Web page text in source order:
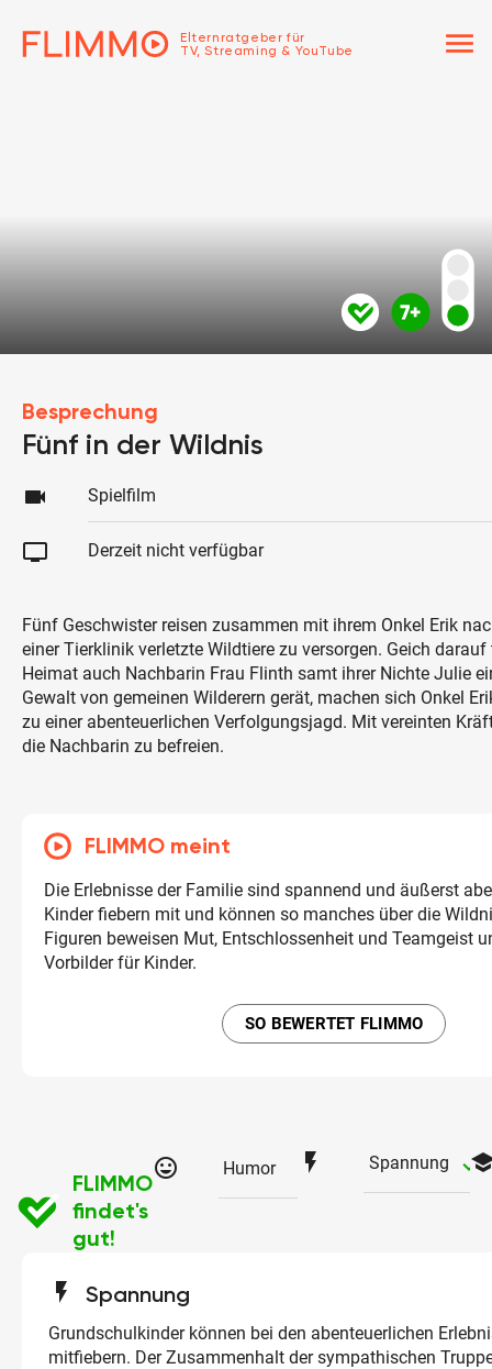
Elternratgeber für
TV, Streaming & YouTube
menu
Besprechung
Fünf in der Wildnis
videocam Spielfilm
tv Derzeit nicht verfügbar
Fünf Geschwister reisen zusammen mit ihrem Onkel Erik
einer Tierklinik verletzte Wildtiere zu versorgen. Geich
Heimat auch Nachbarin Frau Flinth samt ihrer Nichte Julie
Gewalt von gemeinen Wilderern gerät, machen sich Onkel
zu einer abenteuerlichen Verfolgungsjagd. Mit vereinten
die Nachbarin zu befreien.
FLIMMO meint
Die Erlebnisse der Familie sind spannend und äußerst
Kinder fiebern mit und können so manches über die
Figuren beweisen Mut, Entschlossenheit und Teamgeist
Vorbilder für Kinder.
SO BEWERTET FLIMMO
FLIMMO
findet's
gut!
tag_faces Humor flash_on Spannung
flash_on Spannung
Grundschulkinder können bei den abenteuerlichen
mitfiebern. Der Zusammenhalt der sympathischen